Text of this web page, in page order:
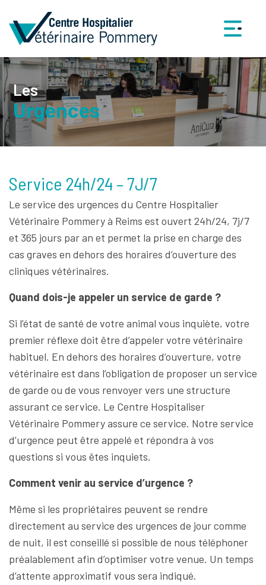
Les
Urgences
Service 24h/24 – 7J/7
Le service des urgences du Centre Hospitalier
Vétérinaire Pommery à Reims est ouvert 24h/24, 7j/7
et 365 jours par an et permet la prise en charge des
cas graves en dehors des horaires d’ouverture des
cliniques vétérinaires.
Quand dois-je appeler un service de garde ?
Si l’état de santé de votre animal vous inquiète, votre
premier réflexe doit être d’appeler votre vétérinaire
habituel. En dehors des horaires d’ouverture, votre
vétérinaire est dans l’obligation de proposer un service
de garde ou de vous renvoyer vers une structure
assurant ce service. Le Centre Hospitaliser
Vétérinaire Pommery assure ce service. Notre service
d’urgence peut être appelé et répondra à vos
questions si vous êtes inquiets.
Comment venir au service d’urgence ?
Même si les propriétaires peuvent se rendre
directement au service des urgences de jour comme
de nuit, il est conseillé si possible de nous téléphoner
préalablement afin d’optimiser votre venue. Un temps
d’attente approximatif vous sera indiqué.